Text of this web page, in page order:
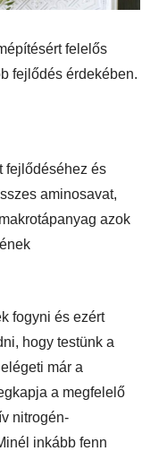
felelős
fejlődés érdekében.
fejlődéséhez és
aminosavat,
azok
fogyni és ezért
hogy testünk a
már a
a megfelelő
nitrogén-
inkább fenn